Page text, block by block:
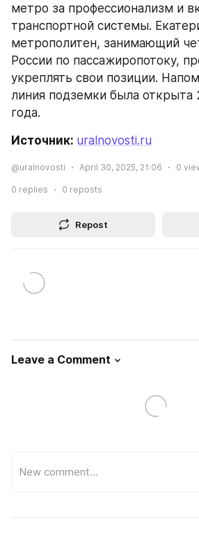
метро за профессионализм и
транспортной системы.
метрополитен, занимающий
России по пассажиропотоку,
укреплять свои позиции.
линия подземки была открыта
года.
Источник: uralnovosti.ru
@uralnovosti April 30, 2025, 21:06 0
0 replies 0 reposts
Repost
Leave a Comment